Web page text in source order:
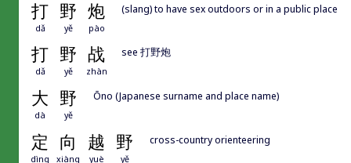
打 野 炮
dǎ yě pào
(slang) to have sex outdoors or in a public place
打 野 战
dǎ yě zhàn
see 打野炮
大 野
dà yě
Ōno (Japanese surname and place name)
定 向 越 野
dìng xiàng yuè yě
cross-country orienteering